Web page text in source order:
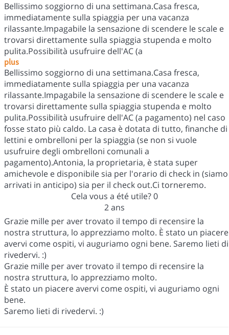
Bellissimo soggiorno di una settimana.Casa fresca,
immediatamente sulla spiaggia per una vacanza
rilassante.Impagabile la sensazione di scendere le scale e
trovarsi direttamente sulla spiaggia stupenda e molto
pulita.Possibilità usufruire dell'AC (a
plus
Bellissimo soggiorno di una settimana.Casa fresca,
immediatamente sulla spiaggia per una vacanza
rilassante.Impagabile la sensazione di scendere le scale e
trovarsi direttamente sulla spiaggia stupenda e molto
pulita.Possibilità usufruire dell'AC (a pagamento) nel caso
fosse stato più caldo. La casa è dotata di tutto, finanche di
lettini e ombrelloni per la spiaggia (se non si vuole
usufruire degli ombrelloni comunali a
pagamento).Antonia, la proprietaria, è stata super
amichevole e disponibile sia per l'orario di check in (siamo
arrivati in anticipo) sia per il check out.Ci torneremo.
Cela vous a été utile?0
2 ans
Grazie mille per aver trovato il tempo di recensire la
nostra struttura, lo apprezziamo molto. È stato un piacere
avervi come ospiti, vi auguriamo ogni bene. Saremo lieti di
rivedervi. :)
Grazie mille per aver trovato il tempo di recensire la
nostra struttura, lo apprezziamo molto.
È stato un piacere avervi come ospiti, vi auguriamo ogni
bene.
Saremo lieti di rivedervi. :)